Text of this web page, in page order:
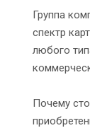
Группа
спектр
любого
Почему